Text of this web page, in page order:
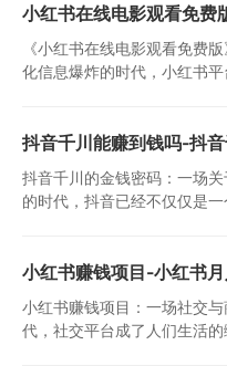
小红书在线电影观看免费
《小红书在线电影观看免费
化信息爆炸的时代，小红书
抖音千川能赚到钱吗-抖
抖音千川的金钱密码：一场
的时代，抖音已经不仅仅是
小红书赚钱项目-小红书月
小红书赚钱项目：一场社交
代，社交平台成了人们生活